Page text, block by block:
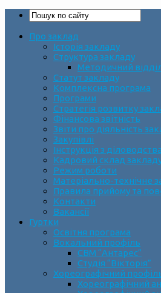
Про заклад
Історія закладу
Структура закладу
Методичний
Статут закладу
Комплексна програма
Програми
Стратегія розвитку
Фінансова звітність
Звіти про діяльність
Закупівлі
Інструкція з діловодства
Кадровий склад
Режим роботи
Матеріально-технічне
Правила прийому та
Контакти
Вакансії
Гуртки
Освітня програма
Вокальний профіль
СВМ “Антарес”
Студія “Вікторія”
Хореографічний
Хореографічний